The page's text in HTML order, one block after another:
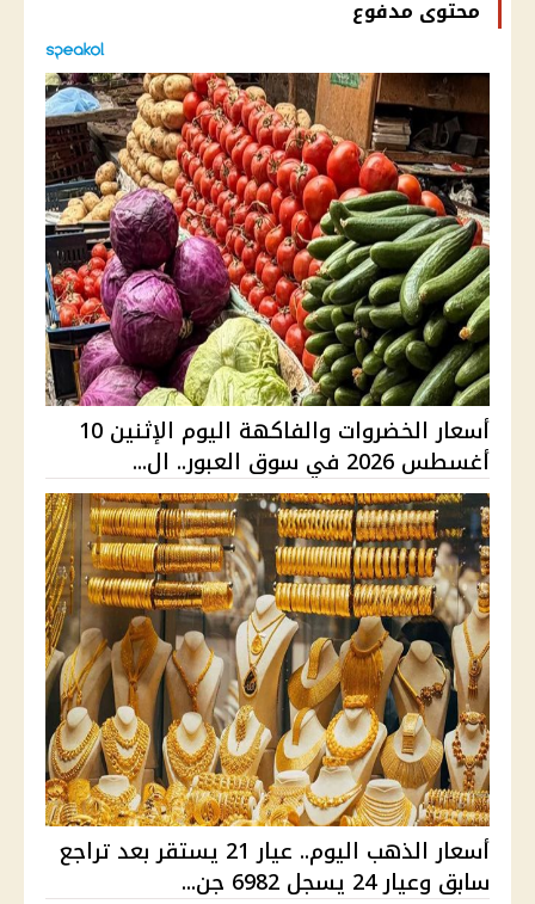
محتوى مدفوع
أسعار الخضروات والفاكهة اليوم الإثنين 10
أغسطس 2026 في سوق العبور.. ال...
أسعار الذهب اليوم.. عيار 21 يستقر بعد تراجع
سابق وعيار 24 يسجل 6982 جن...